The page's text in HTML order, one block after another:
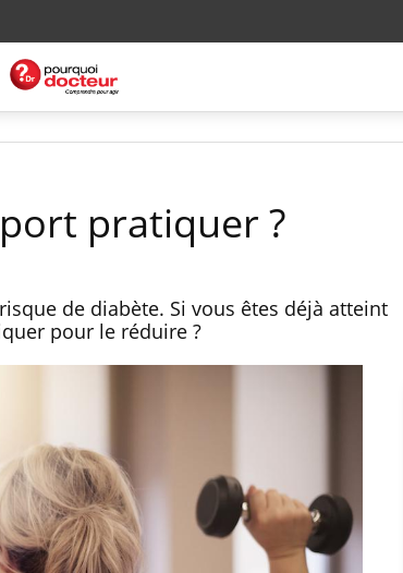
pratiquer ?
de diabète. Si vous êtes déjà atteint
pour le réduire ?